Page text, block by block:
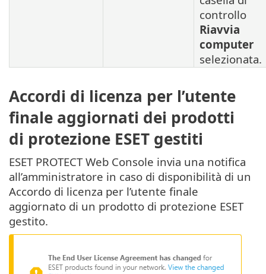
controllo
Riavvia
computer
selezionata.
Accordi di licenza per l’utente
finale aggiornati dei prodotti
di protezione ESET gestiti
ESET PROTECT Web Console invia una notifica
all’amministratore in caso di disponibilità di un
Accordo di licenza per l’utente finale
aggiornato di un prodotto di protezione ESET
gestito.